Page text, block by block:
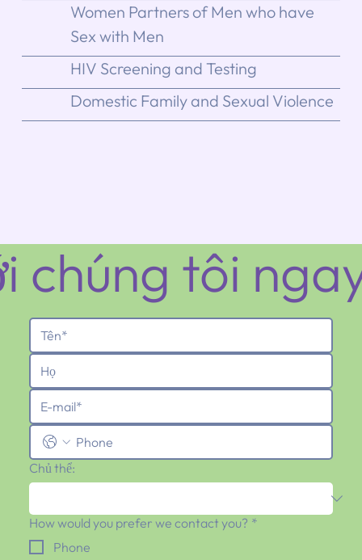
Women Partners of Men who have
Sex with Men
HIV Screening and Testing
Domestic Family and Sexual Violence
chúng tôi
Chủ thể:
How would you prefer we contact you? *
Phone